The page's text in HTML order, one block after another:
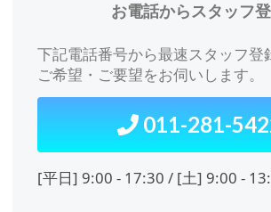
示、内容の訂正・追加・削除
止）に関して、下記窓口に申
とができます。その際は合理
内に対応いたします。
株式会社サツキャリ 個人情
お電話からスタッフ
下記電話番号から最速スタッフ登
ご希望・ご要望をお伺いします。
011-281-
[平⽇] 9:00 - 17:30 / [⼟] 9:00 -